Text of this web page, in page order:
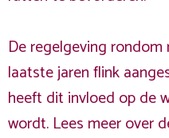
De regelgeving
laatste jaren flink
heeft dit invloed op de
wordt. Lees meer over